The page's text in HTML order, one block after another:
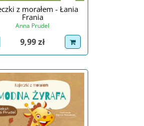
z morałem - Łania
Frania
Anna Prudel
product
Cena
9,99 zł dodaj do koszyka